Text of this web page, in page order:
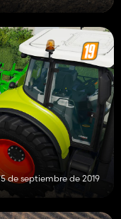
5 de septiembre de 2019